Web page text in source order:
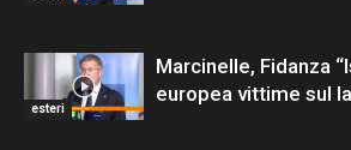
esteri
Marcinelle, Fidanza
europea vittime sul